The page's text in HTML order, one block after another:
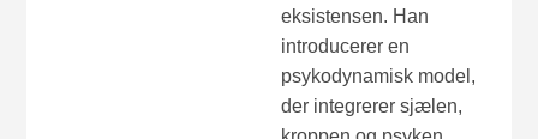
eksistensen. Han
introducerer en
psykodynamisk model,
der integrerer sjælen,